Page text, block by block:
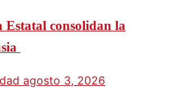
consolidan la
agosto 3, 2026